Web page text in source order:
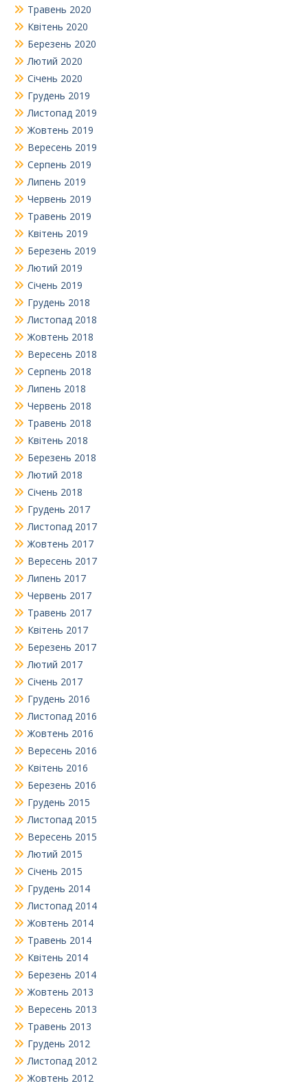
Травень 2020
Квітень 2020
Березень 2020
Лютий 2020
Січень 2020
Грудень 2019
Листопад 2019
Жовтень 2019
Вересень 2019
Серпень 2019
Липень 2019
Червень 2019
Травень 2019
Квітень 2019
Березень 2019
Лютий 2019
Січень 2019
Грудень 2018
Листопад 2018
Жовтень 2018
Вересень 2018
Серпень 2018
Липень 2018
Червень 2018
Травень 2018
Квітень 2018
Березень 2018
Лютий 2018
Січень 2018
Грудень 2017
Листопад 2017
Жовтень 2017
Вересень 2017
Липень 2017
Червень 2017
Травень 2017
Квітень 2017
Березень 2017
Лютий 2017
Січень 2017
Грудень 2016
Листопад 2016
Жовтень 2016
Вересень 2016
Квітень 2016
Березень 2016
Грудень 2015
Листопад 2015
Вересень 2015
Лютий 2015
Січень 2015
Грудень 2014
Листопад 2014
Жовтень 2014
Травень 2014
Квітень 2014
Березень 2014
Жовтень 2013
Вересень 2013
Травень 2013
Грудень 2012
Листопад 2012
Жовтень 2012